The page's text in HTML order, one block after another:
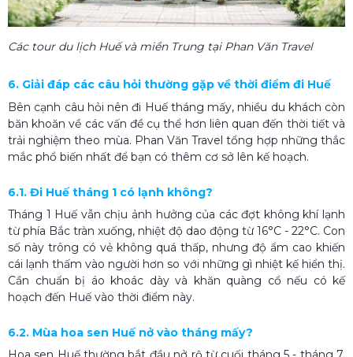
Các tour du lịch Huế và miền Trung tại Phan Văn Travel
6. Giải đáp các câu hỏi thường gặp về thời điểm đi Huế
Bên cạnh câu hỏi nên đi Huế tháng mấy, nhiều du khách còn
băn khoăn về các vấn đề cụ thể hơn liên quan đến thời tiết và
trải nghiệm theo mùa. Phan Văn Travel tổng hợp những thắc
mắc phổ biến nhất để bạn có thêm cơ sở lên kế hoạch.
6.1. Đi Huế tháng 1 có lạnh không?
Tháng 1 Huế vẫn chịu ảnh hưởng của các đợt không khí lạnh
từ phía Bắc tràn xuống, nhiệt độ dao động từ 16°C - 22°C. Con
số này trông có vẻ không quá thấp, nhưng độ ẩm cao khiến
cái lạnh thấm vào người hơn so với những gì nhiệt kế hiển thị.
Cần chuẩn bị áo khoác dày và khăn quàng cổ nếu có kế
hoạch đến Huế vào thời điểm này.
6.2. Mùa hoa sen Huế nở vào tháng mấy?